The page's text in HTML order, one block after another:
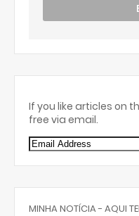
If you like articles on
free via email.
MINHA NOTÍCIA - AQUI